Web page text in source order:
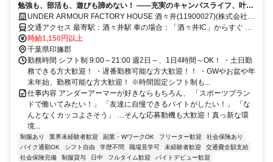
勉強も、部活も、遊びも諦めない！ ——充実のキャンパスライフ、叶え
ませんか？
UNDER ARMOUR FACTORY HOUSE 酒々井(11900027)(株式会社ド
ーム)
交通アクセス 最寄駅：酒々井駅 車の場合：「酒々井IC」からすぐ 電
車の場合：JR「酒々井駅・京成酒々井駅駅」からバスで20分ほど ▶
車通勤OK／バイク通勤（駐車場あり） ★バス通勤の方は、入り時間
ご相談に応じます！
時給1,150円以上
千葉県印旛郡
勤務時間 シフト制 9:00～21:00 週2日～、1日4時間～OK！ ・土日勤
務できる方大歓迎！ ・遅番勤務可能な方大歓迎！！ ・GWやお盆や年
末年始、勤務可能な方大歓迎！ ※時間固定シフト制も...
仕事内容 アンダーアーマーが好きならもちろん、 「スポーツブラン
ドで働いてみたい！」 「友達に自慢できるバイトがしたい！」 「な
んとなくカッコよさそう」 …そんな応募動機も大歓迎！真っ新な環
境...
制服あり 業界未経験者歓迎 副業・WワークOK フリーター歓迎
社会保険あり
バイク通勤OK
シフト自由 学歴不問 職場見学可 未経験者歓迎
交通費全額支給
社会保険完備
制服貸与 日中 フルタイム歓迎
バイトデビュー歓迎